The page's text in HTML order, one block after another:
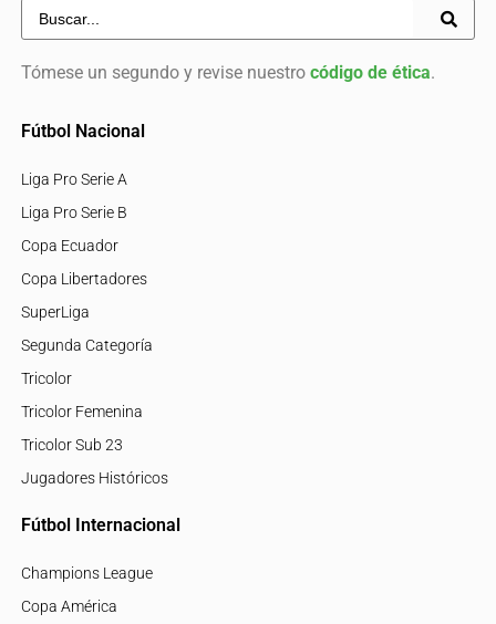
Tómese un segundo y revise nuestro código de ética.
Fútbol Nacional
Liga Pro Serie A
Liga Pro Serie B
Copa Ecuador
Copa Libertadores
SuperLiga
Segunda Categoría
Tricolor
Tricolor Femenina
Tricolor Sub 23
Jugadores Históricos
Fútbol Internacional
Champions League
Copa América